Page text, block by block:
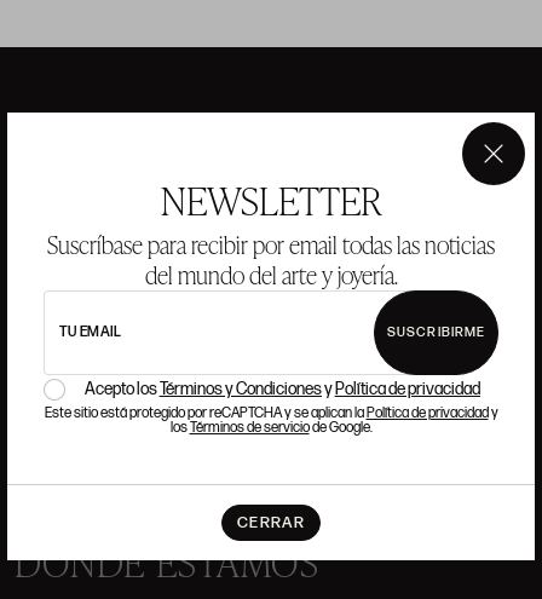
NEWSLETTER
Suscríbase para recibir por email todas las noticias
del mundo del arte y joyería.
TU EMAIL SUSCRIBIRME
Acepto losTérminos y Condicionesy Política de privacidad
Este sitio está protegido por reCAPTCHA y se aplican laPolítica de privacidady
losTérminos de serviciode Google.
CERRAR
×
ANSORENA
EQUIPO
SUBASTAS
VALORACIONES
PREGUNTAS FRECUENTES
CONTACTO
DÓNDE ESTAMOS